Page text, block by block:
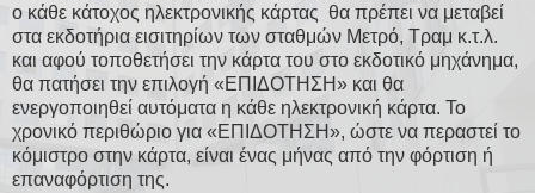
ο κάθε κάτοχος ηλεκτρονικής κάρτας θα πρέπει να μεταβεί
στα εκδοτήρια εισιτηρίων των σταθμών Μετρό, Τραμ κ.τ.λ.
και αφού τοποθετήσει την κάρτα του στο εκδοτικό μηχάνημα,
θα πατήσει την επιλογή «ΕΠΙΔΟΤΗΣΗ» και θα
ενεργοποιηθεί αυτόματα η κάθε ηλεκτρονική κάρτα. Το
χρονικό περιθώριο για «ΕΠΙΔΟΤΗΣΗ», ώστε να περαστεί το
κόμιστρο στην κάρτα, είναι ένας μήνας από την φόρτιση ή
επαναφόρτιση της.